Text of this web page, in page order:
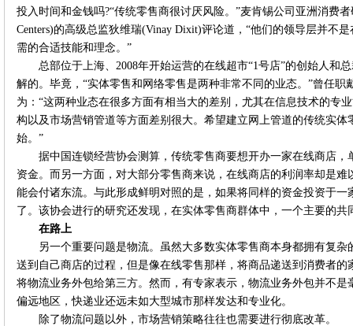
投入时间和金钱吗?“传统零售商很讨厌风险。”麦肯锡公司亚洲消费者
Centers)的高级总监狄维瑞(Vinay Dixit)评论道，“他们的领导层并不
需的合适技能和理念。”
总部位于上海、2008年开始运营的在线超市“1号店”的创始人和
解的。毕竟，“实体零售和网络零售是两种非常不同的业态。”曾任
为：“这两种业态在很多方面有相当大的差别，尤其在信息技术的专
构以及市场营销管道等方面差别很大。希望建立网上管道的传统实
始。”
据中国连锁经营协会测算，传统零售商要想开办一家在线商店，
资金。而另一方面，对大部分零售商来说，在线商店的利润率却是难
能会付诸东流。与此形成鲜明对照的是，如果将同样的资金投资于
了。该协会进行的研究还发现，在实体零售商群体中，一个主要的
在路上
另一个重要问题是物流。虽然大多数实体零售商本身都拥有复
送到自己商店的过程，但是像在线零售那样，将商品递送到消费者
将物流业务外包给第三方。然而，有专家表示，物流业务外包并不
偏远地区，快递业还远未如大型城市那样发达和专业化。
除了物流问题以外，市场营销策略往往也需要进行彻底改革。